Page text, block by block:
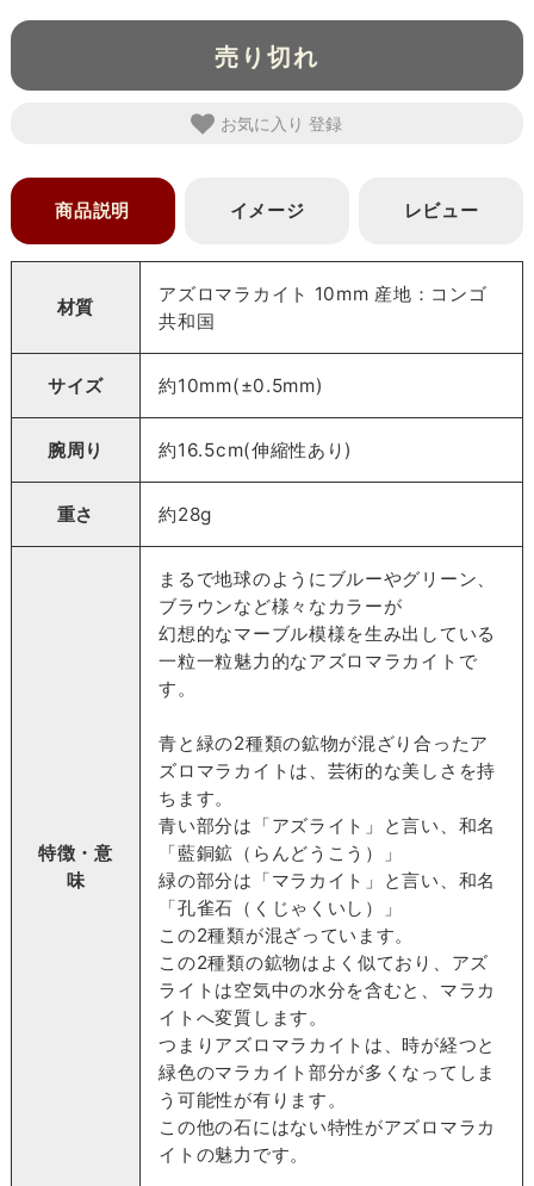
売り切れ
お気に入り
商品説明 イメージ レビュー
材質
アズロマラカイト 10mm 産地：コンゴ
共和国
サイズ 約10mm(±0.5mm)
腕周り 約16.5cm(伸縮性あり)
重さ 約28g
特徴・意
味
まるで地球のようにブルーやグリーン、
ブラウンなど様々なカラーが
幻想的なマーブル模様を生み出している
一粒一粒魅力的なアズロマラカイトで
す。
青と緑の2種類の鉱物が混ざり合ったア
ズロマラカイトは、芸術的な美しさを持
ちます。
青い部分は「アズライト」と言い、和名
「藍銅鉱（らんどうこう）」
緑の部分は「マラカイト」と言い、和名
「孔雀石（くじゃくいし）」
この2種類が混ざっています。
この2種類の鉱物はよく似ており、アズ
ライトは空気中の水分を含むと、マラカ
イトへ変質します。
つまりアズロマラカイトは、時が経つと
緑色のマラカイト部分が多くなってしま
う可能性が有ります。
この他の石にはない特性がアズロマラカ
イトの魅力です。